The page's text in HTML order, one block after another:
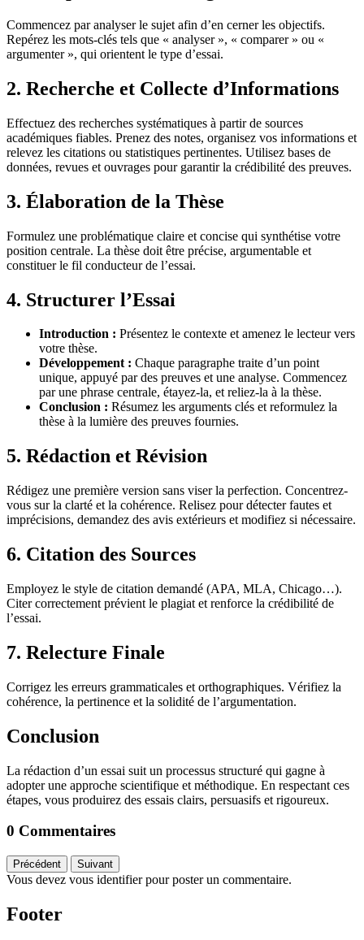
Commencez par analyser le sujet afin d’en cerner les objectifs.
Repérez les mots-clés tels que « analyser », « comparer » ou «
argumenter », qui orientent le type d’essai.
2. Recherche et Collecte d’Informations
Effectuez des recherches systématiques à partir de sources
académiques fiables. Prenez des notes, organisez vos informations et
relevez les citations ou statistiques pertinentes. Utilisez bases de
données, revues et ouvrages pour garantir la crédibilité des preuves.
3. Élaboration de la Thèse
Formulez une problématique claire et concise qui synthétise votre
position centrale. La thèse doit être précise, argumentable et
constituer le fil conducteur de l’essai.
4. Structurer l’Essai
Introduction : Présentez le contexte et amenez le lecteur vers
votre thèse.
Développement : Chaque paragraphe traite d’un point
unique, appuyé par des preuves et une analyse. Commencez
par une phrase centrale, étayez-la, et reliez-la à la thèse.
Conclusion : Résumez les arguments clés et reformulez la
thèse à la lumière des preuves fournies.
5. Rédaction et Révision
Rédigez une première version sans viser la perfection. Concentrez-
vous sur la clarté et la cohérence. Relisez pour détecter fautes et
imprécisions, demandez des avis extérieurs et modifiez si nécessaire.
6. Citation des Sources
Employez le style de citation demandé (APA, MLA, Chicago…).
Citer correctement prévient le plagiat et renforce la crédibilité de
l’essai.
7. Relecture Finale
Corrigez les erreurs grammaticales et orthographiques. Vérifiez la
cohérence, la pertinence et la solidité de l’argumentation.
Conclusion
La rédaction d’un essai suit un processus structuré qui gagne à
adopter une approche scientifique et méthodique. En respectant ces
étapes, vous produirez des essais clairs, persuasifs et rigoureux.
0 Commentaires
Précédent Suivant
Vous devez vous identifier pour poster un commentaire.
Footer